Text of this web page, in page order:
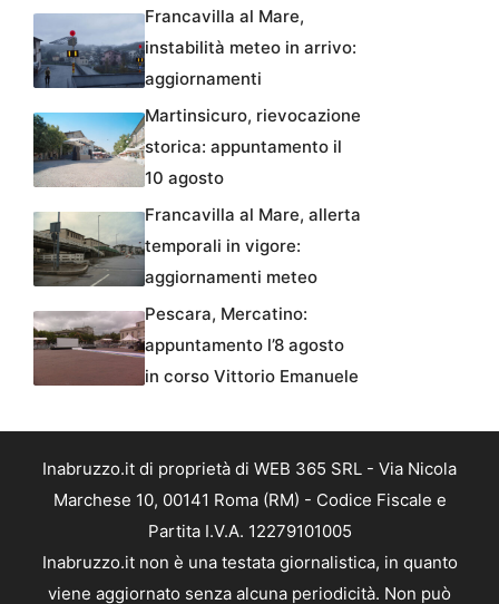
Francavilla al Mare,
instabilità meteo in arrivo:
aggiornamenti
Martinsicuro, rievocazione
storica: appuntamento il
10 agosto
Francavilla al Mare, allerta
temporali in vigore:
aggiornamenti meteo
Pescara, Mercatino:
appuntamento l’8 agosto
in corso Vittorio Emanuele
Inabruzzo.it di proprietà di WEB 365 SRL - Via Nicola
Marchese 10, 00141 Roma (RM) - Codice Fiscale e
Partita I.V.A. 12279101005
Inabruzzo.it non è una testata giornalistica, in quanto
viene aggiornato senza alcuna periodicità. Non può